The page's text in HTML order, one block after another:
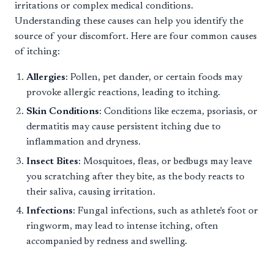
irritations or complex medical conditions.
Understanding these causes can help you identify the
source of your discomfort. Here are four common causes
of itching:
Allergies: Pollen, pet dander, or certain foods may
provoke allergic reactions, leading to itching.
Skin Conditions: Conditions like eczema, psoriasis, or
dermatitis may cause persistent itching due to
inflammation and dryness.
Insect Bites: Mosquitoes, fleas, or bedbugs may leave
you scratching after they bite, as the body reacts to
their saliva, causing irritation.
Infections: Fungal infections, such as athlete's foot or
ringworm, may lead to intense itching, often
accompanied by redness and swelling.